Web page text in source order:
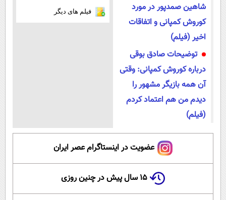
شاهین صمد‌پور در مورد
کوروش کمپانی و اتفاقات
اخیر (فیلم)
توضیحات صادق بوقی
درباره کوروش کمپانی: وقتی
آن همه بازیگر مشهور را
دیدم من هم اعتماد کردم
(فیلم)
فیلم های دیگر
عضویت در اینستاگرام عصر ایران
۱۵ سال پیش در چنین روزی